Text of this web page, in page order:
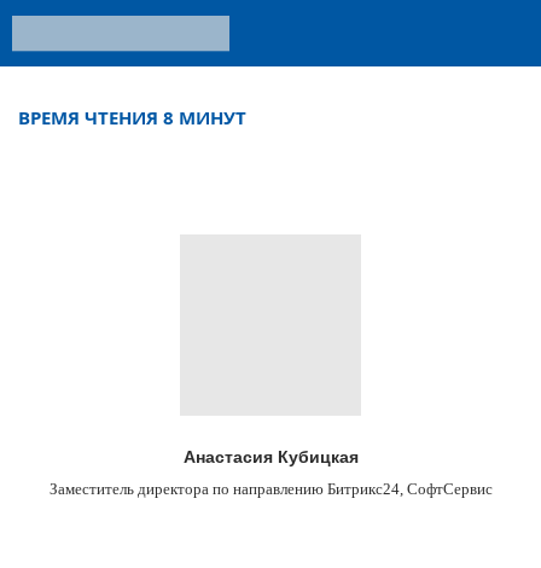
ВРЕМЯ ЧТЕНИЯ 8 МИНУТ
Анастасия Кубицкая
Заместитель директора по направлению Битрикс24, СофтСервис